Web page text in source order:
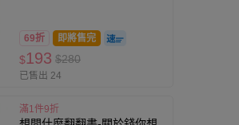
69折 即將售完
$193 $280
已售出 24
滿1件9折